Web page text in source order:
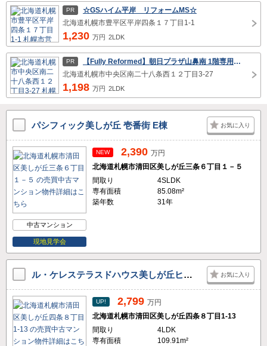
PR
☆GSハイム平岸 リフォームMS☆
北海道札幌市豊平区平岸四条１７丁目1-1
1,230 万円 2LDK
PR
【Fully Reformed】朝日プラザ山鼻南 1階専用庭付！
北海道札幌市中央区南二十八条西１２丁目3-27
1,198 万円 2LDK
パシフィック美しが丘 壱番街 E棟 お気に入り
中古マンション
現地見学会
NEW 2,390 万円
北海道札幌市清田区美しが丘三条６丁目１－５
間取り
4SLDK
専有面積
85.08m²
築年数
31年
ル・ケレステラスドハウス美しが丘ヒルズ B号 2,799万円 お気に入り
UP! 2,799 万円
北海道札幌市清田区美しが丘四条８丁目1-13
間取り
4LDK
専有面積
109.91m²